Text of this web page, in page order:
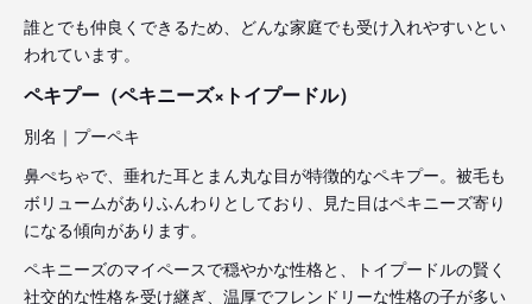
誰とでも仲良くできるため、どんな家庭でも受け入れやすいとい
われています。
ペキプー（ペキニーズ×トイプードル）
別名｜プーペキ
鼻ぺちゃで、垂れた耳とまん丸な目が特徴的なペキプー。被毛も
ボリュームがありふんわりとしており、見た目はペキニーズ寄り
になる傾向があります。
ペキニーズのマイペースで穏やかな性格と、トイプードルの賢く
社交的な性格を受け継ぎ、温厚でフレンドリーな性格の子が多い